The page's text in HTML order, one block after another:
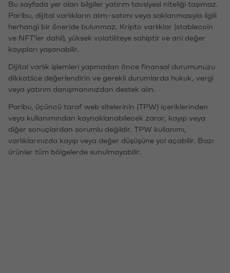
Bu sayfada yer alan bilgiler yatırım tavsiyesi niteliği taşımaz.
Paribu, dijital varlıkların alım-satımı veya saklanmasıyla ilgili
herhangi bir öneride bulunmaz. Kripto varlıklar (stablecoin
ve NFT'ler dahil), yüksek volatiliteye sahiptir ve ani değer
kayıpları yaşanabilir.
Dijital varlık işlemleri yapmadan önce finansal durumunuzu
dikkatlice değerlendirin ve gerekli durumlarda hukuk, vergi
veya yatırım danışmanınızdan destek alın.
Paribu, üçüncü taraf web sitelerinin (TPW) içeriklerinden
veya kullanımından kaynaklanabilecek zarar, kayıp veya
diğer sonuçlardan sorumlu değildir. TPW kullanımı,
varlıklarınızda kayıp veya değer düşüşüne yol açabilir. Bazı
ürünler tüm bölgelerde sunulmayabilir.